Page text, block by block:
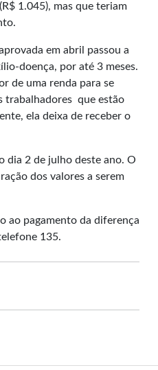
1.045), mas que teriam
em abril passou a
doença, por até 3 meses.
de uma renda para se
trabalhadores que estão
ela deixa de receber o
dia 2 de julho deste ano. O
dos valores a serem
ao pagamento da diferença
135.